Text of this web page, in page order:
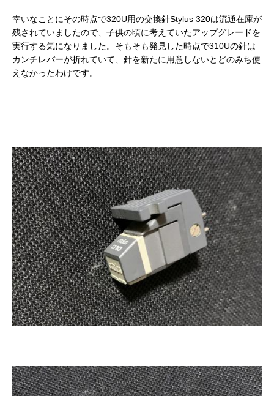
幸いなことにその時点で320U用の交換針Stylus 320は流通在庫が
残されていましたので、子供の頃に考えていたアップグレードを
実行する気になりました。そもそも発見した時点で310Uの針は
カンチレバーが折れていて、針を新たに用意しないとどのみち使
えなかったわけです。